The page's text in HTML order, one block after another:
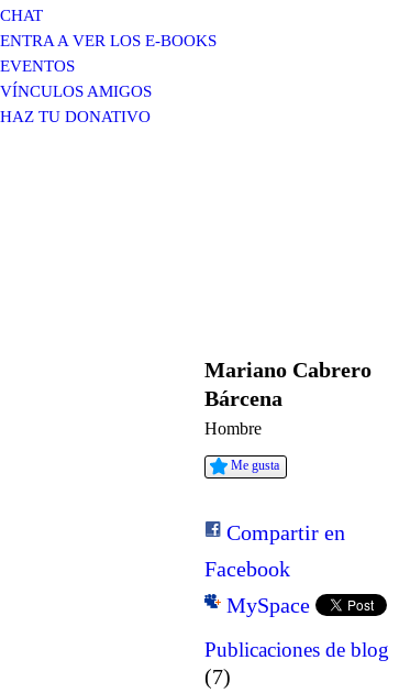
CHAT
ENTRA A VER LOS E-BOOKS
EVENTOS
VÍNCULOS AMIGOS
HAZ TU DONATIVO
Mariano Cabrero
Bárcena
Hombre
Me gusta
Compartir en
Facebook
MySpace
Publicaciones de blog
(7)